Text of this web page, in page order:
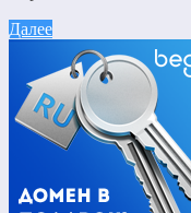
Далее